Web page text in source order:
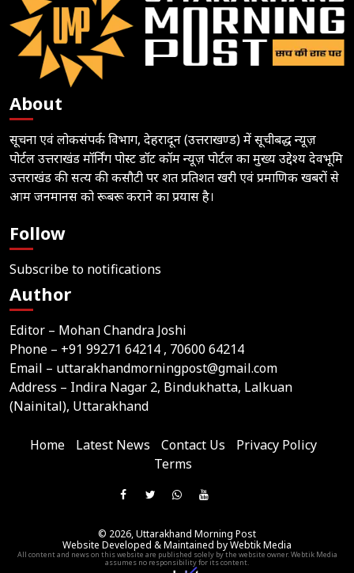
About
सूचना एवं लोकसंपर्क विभाग, देहरादून (उत्तराखण्ड) में सूचीबद्ध न्यूज़
पोर्टल उत्तराखंड मॉर्निंग पोस्ट डॉट कॉम न्यूज़ पोर्टल का मुख्य उद्देश्य देवभूमि
उत्तराखंड की सत्य की कसौटी पर शत प्रतिशत खरी एवं प्रमाणिक खबरों से
आम जनमानस को रूबरू कराने का प्रयास है।
Follow
Subscribe to notifications
Author
Editor – Mohan Chandra Joshi
Phone – +91 99271 64214 , 70600 64214
Email – uttarakhandmorningpost@gmail.com
Address – Indira Nagar 2, Bindukhatta, Lalkuan
(Nainital), Uttarakhand
Home Latest News Contact Us
Privacy Policy
Terms
Like
On
Facebook
Follow
On
Twitter
Join
WhatsApp
Group
Subscribe
YouTube
Channel
on
Telegram
© 2026,Uttarakhand Morning Post
Website Developed & Maintained by Webtik Media
All content and news on this website are published solely by the website owner. Webtik Media
assumes no responsibility for its content.